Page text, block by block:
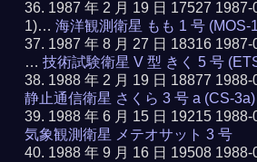
1987 年 2 月 19 日 17527 1987-
1)…海洋観測衛星 もも 1 号 (MOS-
1987 年 8 月 27 日 18316
…技術試験衛星 V 型 きく 5 号
1988 年 2 月 19 日 18877
静止通信衛星 さくら 3 号 a (CS-3a)
1988 年 6 月 15 日 19215
気象観測衛星 メテオサット 3 号
1988 年 9 月 16 日 19508